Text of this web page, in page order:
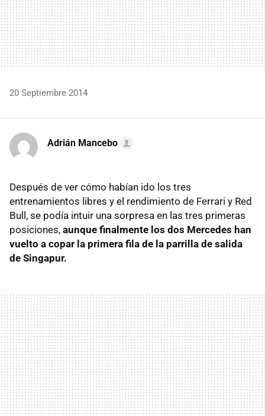
20 Septiembre 2014
Adrián Mancebo
Después de ver cómo habían ido los tres
entrenamientos libres y el rendimiento de Ferrari y Red
Bull, se podía intuir una sorpresa en las tres primeras
posiciones, aunque finalmente los dos Mercedes han
vuelto a copar la primera fila de la parrilla de salida
de Singapur.